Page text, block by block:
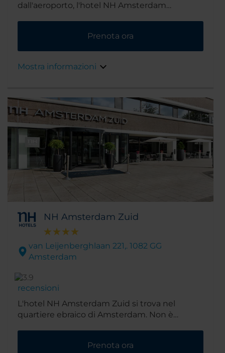
dall'aeroporto, l'hotel NH Amsterdam
per esplorare i Paesi Bassi.
Prenota ora
Mostra informazioni
NH Amsterdam Zuid
van Leijenberghlaan 221,. 1082 GG
Amsterdam
recensioni
L'hotel NH Amsterdam Zuid si trova nel
quartiere ebraico di Amsterdam. Non è
ristoranti e bar. E con un breve viaggio in tram
Prenota ora